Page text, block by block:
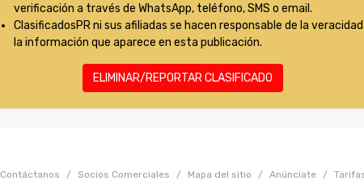
verificación a través de WhatsApp, teléfono, SMS o email.
ClasificadosPR ni sus afiliadas se hacen responsable de la
la información que aparece en esta publicación.
ELIMINAR/REPORTAR CLASIFICADO
Contáctanos / Socios Comerciales / Mapa del sitio / Anúnciate /